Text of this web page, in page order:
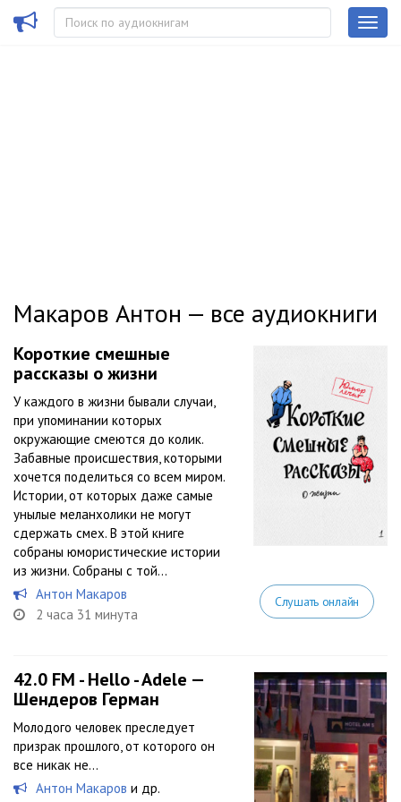
Макаров Антон — все аудиокниги
Короткие смешные
рассказы о жизни
У каждого в жизни бывали случаи,
при упоминании которых
окружающие смеются до колик.
Забавные происшествия, которыми
хочется поделиться со всем миром.
Истории, от которых даже самые
унылые меланхолики не могут
сдержать смех. В этой книге
собраны юмористические истории
из жизни. Собраны с той...
Антон Макаров
2 часа 31 минута
Слушать онлайн
42.0 FM - Hello - Adele —
Шендеров Герман
Молодого человек преследует
призрак прошлого, от которого он
все никак не…
Антон Макаров и др.